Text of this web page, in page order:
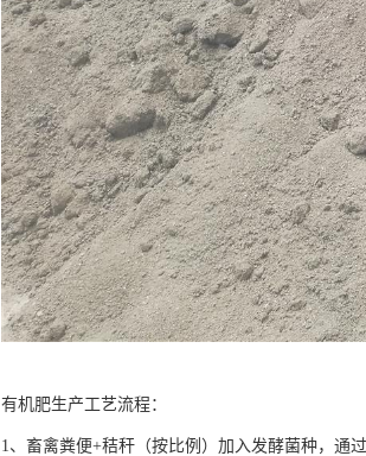
有机肥生产工艺流程：
1、畜禽粪便+秸秆（按比例）加入发酵菌种，通